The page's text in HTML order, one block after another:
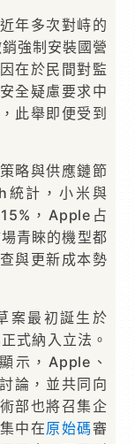
年多次對峙的
強制安裝國營
在於民間對監
全疑慮要求中
此舉即便受到
略與供應鏈節
統計，小米與
，Apple占
青睞的機型都
與更新成本勢
案最初誕生於
式納入立法。
示，Apple、
論，並共同向
部也將召集企
中在原始碼審